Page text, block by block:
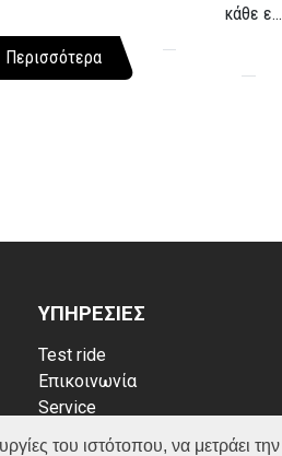
του ιστότοπου, να μετράει την
Περισσότερα
κάθε ε...
ΥΠΗΡΕΣΙΕΣ
Test ride
Επικοινωνία
Service
Κατάλογος